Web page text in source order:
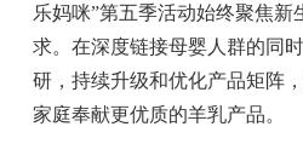
乐妈咪”第五季活动始终聚焦新
求。在深度链接母婴人群的同
研，持续升级和优化产品矩阵
家庭奉献更优质的羊乳产品。